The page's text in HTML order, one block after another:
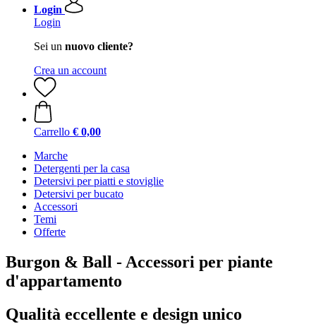
Login
Login
Sei un nuovo cliente?
Crea un account
Carrello € 0,00
Marche
Detergenti per la casa
Detersivi per piatti e stoviglie
Detersivi per bucato
Accessori
Temi
Offerte
Burgon & Ball - Accessori per piante
d'appartamento
Qualità eccellente e design unico